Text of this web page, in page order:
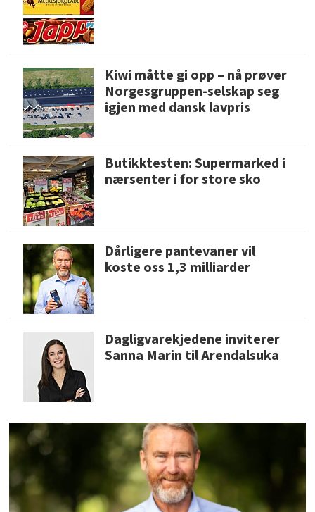
Kiwi måtte gi opp – nå prøver
Norgesgruppen-selskap seg
igjen med dansk lavpris
Butikktesten: Supermarked i
nærsenter i for store sko
Dårligere pantevaner vil
koste oss 1,3 milliarder
Dagligvarekjedene inviterer
Sanna Marin til Arendalsuka